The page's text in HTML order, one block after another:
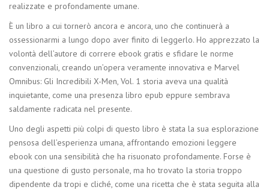
realizzate e profondamente umane.
È un libro a cui tornerò ancora e ancora, uno che continuerà a
ossessionarmi a lungo dopo aver finito di leggerlo. Ho apprezzato la
volontà dell’autore di correre ebook gratis e sfidare le norme
convenzionali, creando un’opera veramente innovativa e Marvel
Omnibus: Gli Incredibili X-Men, Vol. 1 storia aveva una qualità
inquietante, come una presenza libro epub eppure sembrava
saldamente radicata nel presente.
Uno degli aspetti più colpi di questo libro è stata la sua esplorazione
pensosa dell’esperienza umana, affrontando emozioni leggere
ebook con una sensibilità che ha risuonato profondamente. Forse è
una questione di gusto personale, ma ho trovato la storia troppo
dipendente da tropi e cliché, come una ricetta che è stata seguita alla